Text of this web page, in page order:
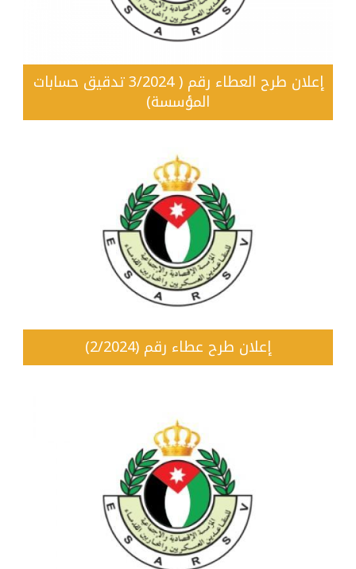
إعلان طرح العطاء رقم ( 3/2024 تدقيق حسابات
المؤسسة)
إعلان طرح عطاء رقم (2/2024)